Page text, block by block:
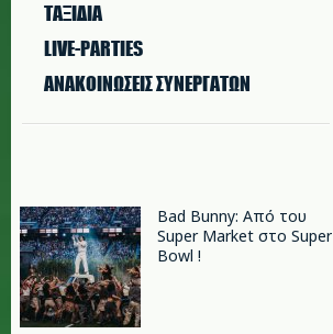
ΤΑΞΙΔΙΑ
LIVE-PARTIES
ΑΝΑΚΟΙΝΩΣΕΙΣ ΣΥΝΕΡΓΑΤΩΝ
Bad Bunny: Από του
Super Market στο Super
Bowl !